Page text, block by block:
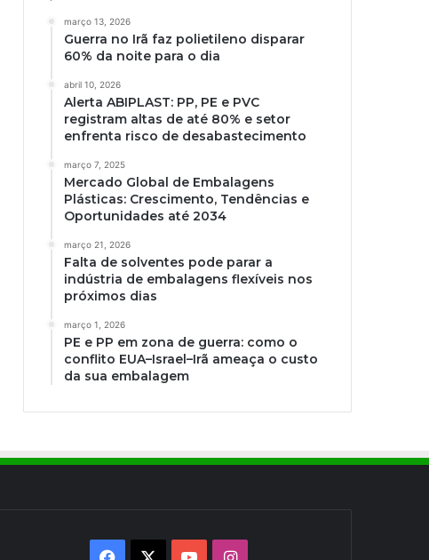
março 13, 2026
Guerra no Irã faz polietileno disparar
60% da noite para o dia
abril 10, 2026
Alerta ABIPLAST: PP, PE e PVC
registram altas de até 80% e setor
enfrenta risco de desabastecimento
março 7, 2025
Mercado Global de Embalagens
Plásticas: Crescimento, Tendências e
Oportunidades até 2034
março 21, 2026
Falta de solventes pode parar a
indústria de embalagens flexíveis nos
próximos dias
março 1, 2026
PE e PP em zona de guerra: como o
conflito EUA–Israel–Irã ameaça o custo
da sua embalagem
Facebook YouTubeInstagram